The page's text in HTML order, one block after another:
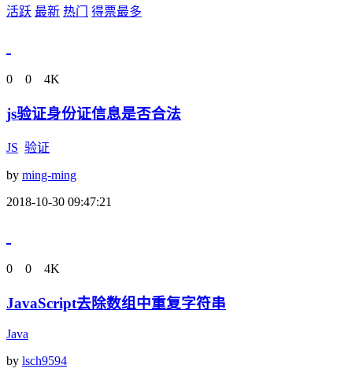
活跃 最新 热门 得票最多
0 0 4K
js验证身份证信息是否合法
JS 验证
by ming-ming
2018-10-30 09:47:21
0 0 4K
JavaScript去除数组中重复字符串
Java
by lsch9594